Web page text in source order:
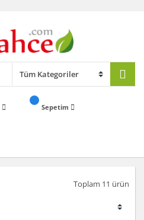
Sepetim
Toplam 11 ürün